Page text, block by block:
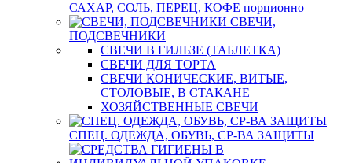
САХАР, СОЛЬ, ПЕРЕЦ, КОФЕ порционно
СВЕЧИ,
ПОДСВЕЧНИКИ
СВЕЧИ В ГИЛЬЗЕ (ТАБЛЕТКА)
СВЕЧИ ДЛЯ ТОРТА
СВЕЧИ КОНИЧЕСКИЕ, ВИТЫЕ,
СТОЛОВЫЕ, В СТАКАНЕ
ХОЗЯЙСТВЕННЫЕ СВЕЧИ
СПЕЦ. ОДЕЖДА, ОБУВЬ, СР-ВА ЗАЩИТЫ